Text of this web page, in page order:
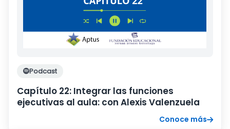
Podcast
Capítulo 22: Integrar las funciones
ejecutivas al aula: con Alexis Valenzuela
Conoce más